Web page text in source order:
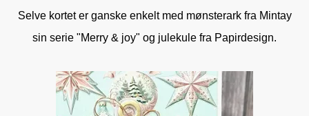
Selve kortet er ganske enkelt med mønsterark fra Mintay
sin serie "Merry & joy" og julekule fra Papirdesign.